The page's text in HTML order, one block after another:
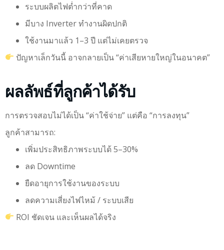
ระบบผลิตไฟต่ำกว่าที่คาด
มีบาง Inverter ทำงานผิดปกติ
ใช้งานมาแล้ว 1–3 ปี แต่ไม่เคยตรวจ
ปัญหาเล็กวันนี้ อาจกลายเป็น “ค่าเสียหายใหญ่ในอนาคต”
ผลลัพธ์ที่ลูกค้าได้รับ
การตรวจสอบไม่ได้เป็น “ค่าใช้จ่าย” แต่คือ “การลงทุน”
ลูกค้าสามารถ:
เพิ่มประสิทธิภาพระบบได้ 5–30%
ลด Downtime
ยืดอายุการใช้งานของระบบ
ลดความเสี่ยงไฟไหม้ / ระบบเสีย
ROI ชัดเจน และเห็นผลได้จริง